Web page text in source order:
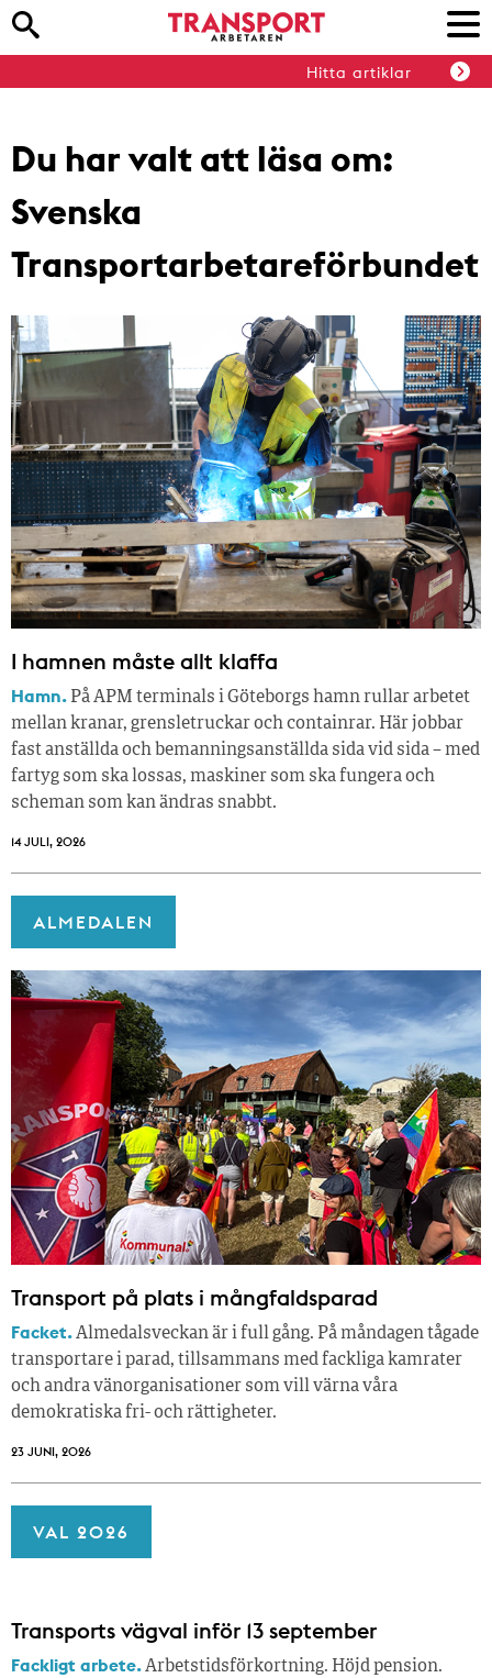
Hitta artiklar
Du har valt att läsa om:
Svenska
Transportarbetareförbundet
I hamnen måste allt klaffa
Hamn. På APM terminals i Göteborgs hamn rullar arbetet
mellan kranar, grensletruckar och containrar. Här jobbar
fast anställda och bemanningsanställda sida vid sida – med
fartyg som ska lossas, maskiner som ska fungera och
scheman som kan ändras snabbt.
14 JULI, 2026
ALMEDALEN
Transport på plats i mångfaldsparad
Facket.Almedalsveckan är i full gång. På måndagen tågade
transportare i parad, tillsammans med fackliga kamrater
och andra vänorganisationer som vill värna våra
demokratiska fri- och rättigheter.
23 JUNI, 2026
VAL 2026
Transports vägval inför 13 september
Fackligt arbete.Arbetstidsförkortning. Höjd pension.